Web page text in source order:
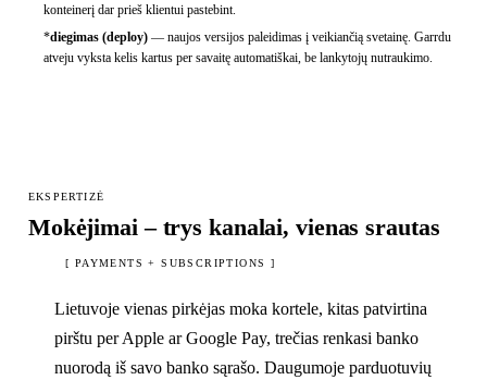
konteinerį dar prieš klientui pastebint.
*diegimas (deploy)— naujos versijos paleidimas į veikiančią svetainę. Garrdu
atveju vyksta kelis kartus per savaitę automatiškai, be lankytojų nutraukimo.
EKSPERTIZĖ
Mokėjimai – trys kanalai, vienas srautas
[ PAYMENTS + SUBSCRIPTIONS ]
Lietuvoje vienas pirkėjas moka kortele, kitas patvirtina
pirštu per Apple ar Google Pay, trečias renkasi banko
nuorodą iš savo banko sąrašo. Daugumoje parduotuvių